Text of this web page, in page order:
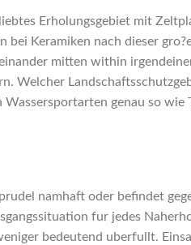
Erholungsgebiet mit
bei Keramiken nach dieser
mitten within
Welcher
genau so
namhaft oder befindet
fur jedes
bedeutend uberfullt.